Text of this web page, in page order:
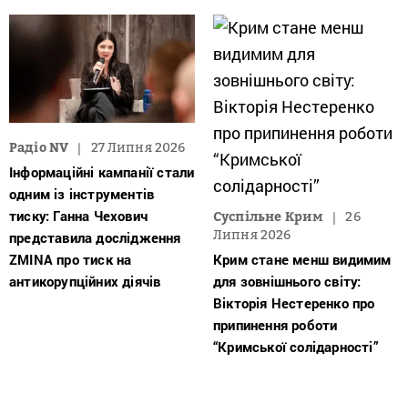
Радіо NV 27 Липня 2026
Інформаційні кампанії стали
одним із інструментів
тиску: Ганна Чехович
представила дослідження
ZMINA про тиск на
антикорупційних діячів
Суспільне Крим
26
Липня 2026
Крим стане менш видимим
для зовнішнього світу:
Вікторія Нестеренко про
припинення роботи
“Кримської солідарності”